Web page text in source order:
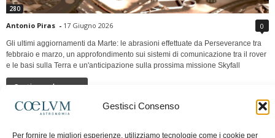
Gestisci Consenso
Per fornire le migliori esperienze, utilizziamo tecnologie come i cookie per
280
Antonio Piras - 17 Giugno 2026 0
Gli ultimi aggiornamenti da Marte: le abrasioni effettuate da Perseverance tra
febbraio e marzo, un approfondimento sui sistemi di comunicazione tra il rover
e le basi sulla Terra e un'anticipazione sulla prossima missione Skyfall
Continua a leggere